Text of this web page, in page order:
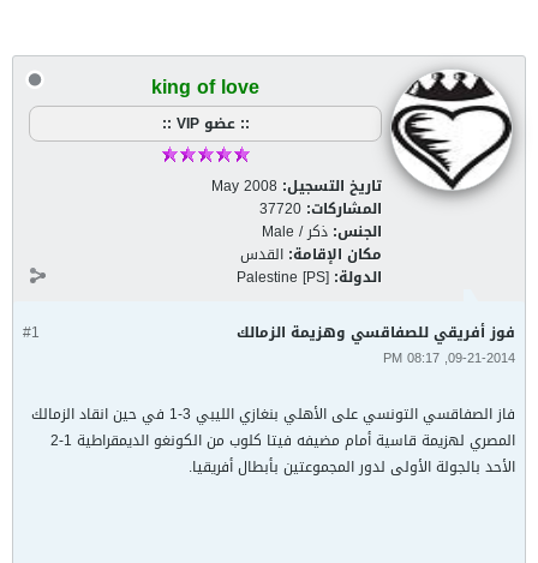
king of love
:: عضو VIP ::
تاريخ التسجيل: May 2008
المشاركات: 37720
الجنس: ذكر / Male
مكان الإقامة: القدس
الدولة: Palestine [PS]
#1 فوز أفريقي للصفاقسي وهزيمة الزمالك
09-21-2014, 08:17 PM
فاز الصفاقسي التونسي على الأهلي بنغازي الليبي 3-1 في حين انقاد الزمالك
المصري لهزيمة قاسية أمام مضيفه فيتا كلوب من الكونغو الديمقراطية 1-2
الأحد بالجولة الأولى لدور المجموعتين بأبطال أفريقيا.